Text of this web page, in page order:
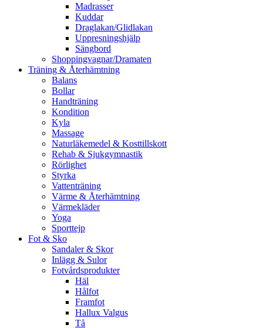
Madrasser
Kuddar
Draglakan/Glidlakan
Uppresningshjälp
Sängbord
Shoppingvagnar/Dramaten
Träning & Återhämtning
Balans
Bollar
Handträning
Kondition
Kyla
Massage
Naturläkemedel & Kosttillskott
Rehab & Sjukgymnastik
Rörlighet
Styrka
Vattenträning
Värme & Återhämtning
Värmekläder
Yoga
Sporttejp
Fot & Sko
Sandaler & Skor
Inlägg & Sulor
Fotvårdsprodukter
Häl
Hålfot
Framfot
Hallux Valgus
Tå